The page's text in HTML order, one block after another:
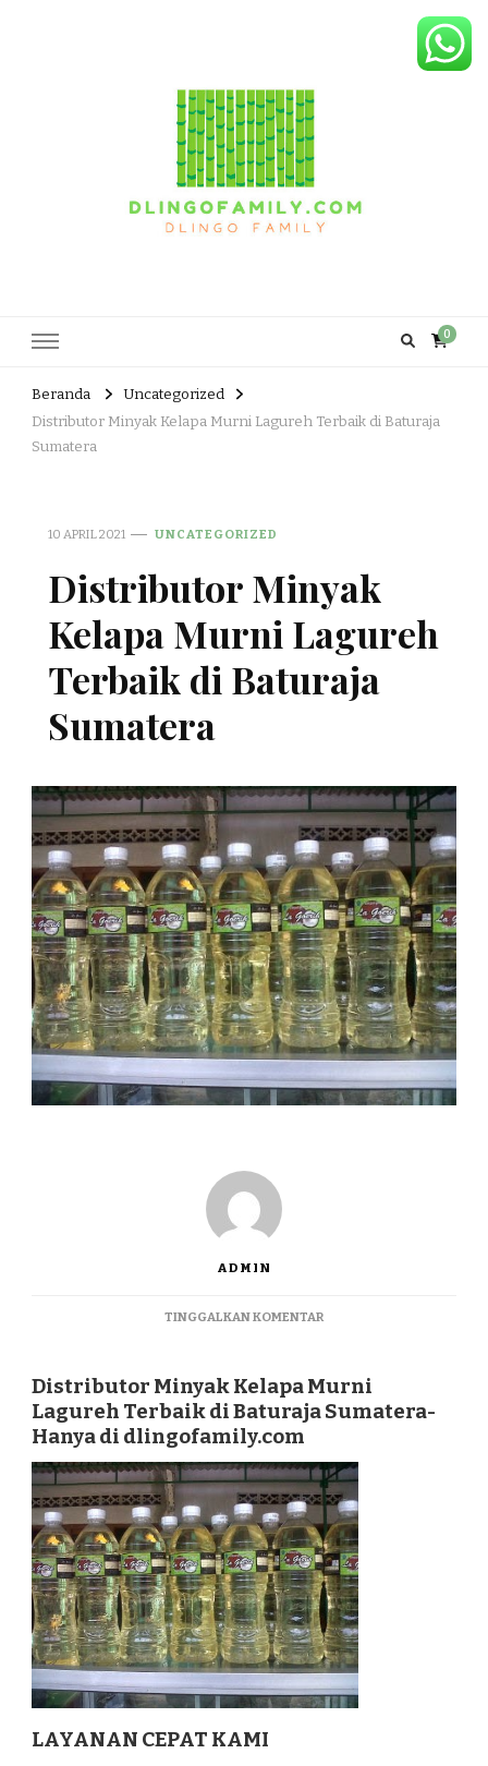
0
Beranda
Uncategorized
Distributor Minyak Kelapa Murni Lagureh Terbaik di Baturaja
Sumatera
10 APRIL 2021 UNCATEGORIZED
Distributor Minyak
Kelapa Murni Lagureh
Terbaik di Baturaja
Sumatera
ADMIN
TINGGALKAN KOMENTARPADA
KELAPA
MURNI
LAGUREH
DI
BATURAJA
SUMATERA
Distributor Minyak Kelapa Murni
Lagureh Terbaik di Baturaja Sumatera-
Hanya di dlingofamily.com
LAYANAN CEPAT KAMI